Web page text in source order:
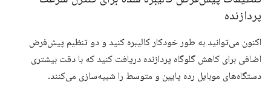
پردازنده
اکنون می‌توانید به طور خودکار کالیبره کنید و دو تنظیم پیش‌فرض
اضافی برای کاهش گلوگاه پردازنده دریافت کنید که با دقت بیشتری
دستگاه‌های موبایل رده پایین و متوسط ​​را شبیه‌سازی می‌کنند.